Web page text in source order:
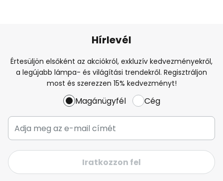
Hírlevél
Értesüljön elsőként az akciókról, exkluzív kedvezményekről,
a legújabb lámpa- és világítási trendekről. Regisztráljon
most és szerezzen 15% kedvezményt!
Magánügyfél Cég
Iratkozzon fel